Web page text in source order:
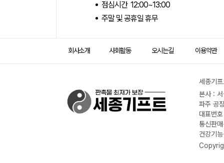
점심시간 12:00~13:00
주말 및 공휴일 휴무
회사소개 사회활동 오시는길 이용약관
세종기
본사 :
파주 공
대표번
통신판
건강기